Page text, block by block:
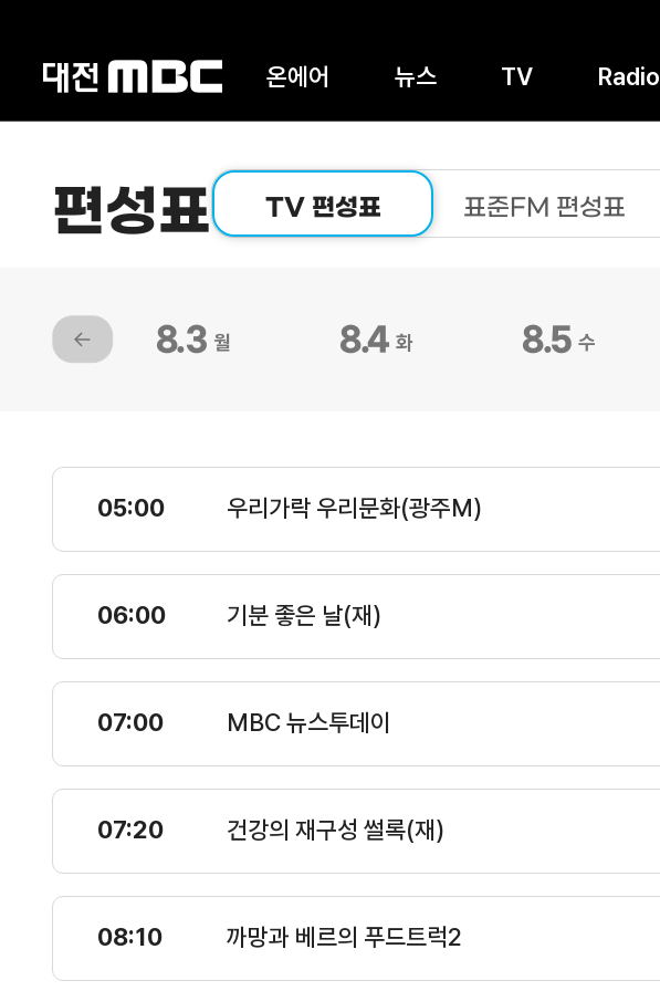
온에어 뉴스 TV Radio
편성표 TV 편성표 표준FM 편성표
8.3 월 8.4화 8.5수
05:00 우리가락 우리문화(광주M)
06:00 기분 좋은 날(재)
07:00 MBC 뉴스투데이
07:20 건강의 재구성 썰록(재)
08:10 까망과 베르의 푸드트럭2